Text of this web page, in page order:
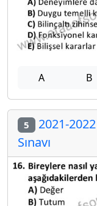
A B
5 2021-
Sınavı